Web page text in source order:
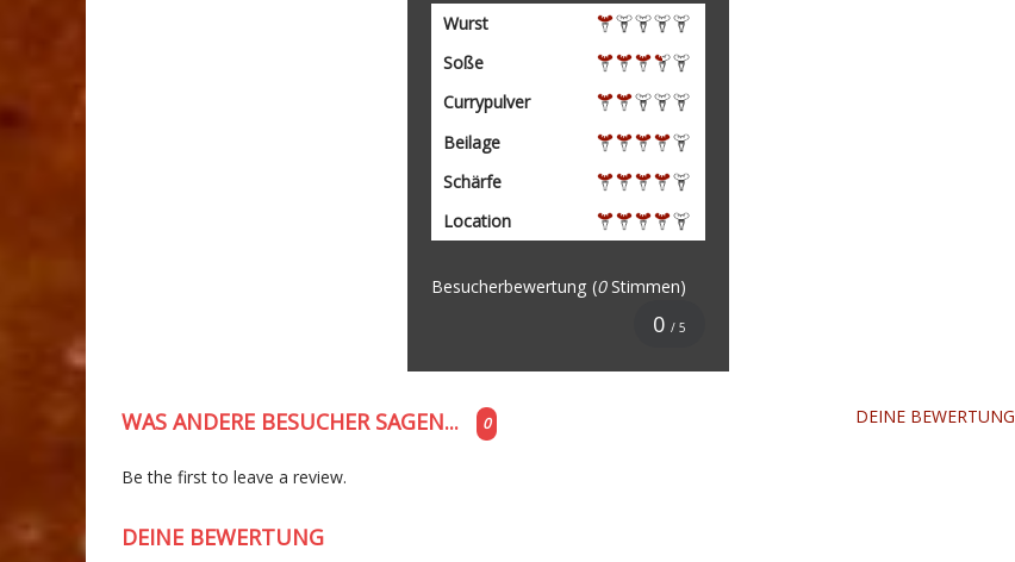
Wurst
Soße
Currypulver
Beilage
Schärfe
Location
Besucherbewertung (0Stimmen)
0 / 5
WAS ANDERE BESUCHER SAGEN... 0 DEINE BEWERTUNG
Be the first to leave a review.
DEINE BEWERTUNG